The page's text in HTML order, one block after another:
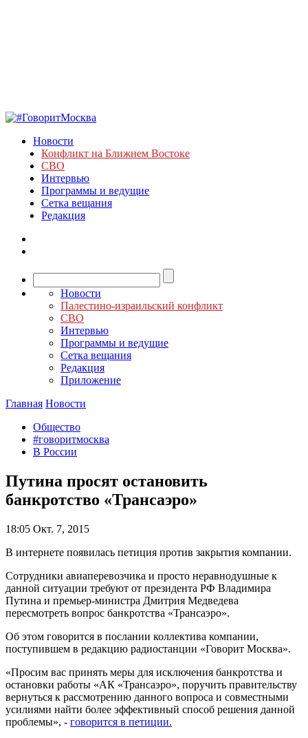
Новости
Конфликт на Ближнем Востоке
СВО
Интервью
Программы и ведущие
Сетка вещания
Редакция
Новости
Палестино-израильский конфликт
СВО
Интервью
Программы и ведущие
Сетка вещания
Редакция
Приложение
Главная Новости
Общество
#говоритмосква
В России
Путина просят остановить
банкротство «Трансаэро»
18:05 Окт. 7, 2015
В интернете появилась петиция против закрытия компании.
Сотрудники авиаперевозчика и просто неравнодушные к
данной ситуации требуют от президента РФ Владимира
Путина и премьер-министра Дмитрия Медведева
пересмотреть вопрос банкротства «Трансаэро».
Об этом говорится в послании коллектива компании,
поступившем в редакцию радиостанции «Говорит Москва».
«Просим вас принять меры для исключения банкротства и
остановки работы «АК «Трансаэро», поручить правительству
вернуться к рассмотрению данного вопроса и совместными
усилиями найти более эффективный способ решения данной
проблемы», - говорится в петиции.